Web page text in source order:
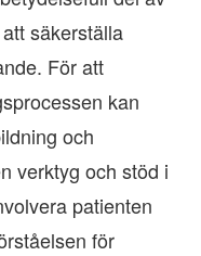
säkerställa
För att
kan
och
verktyg och stöd i
patienten
för